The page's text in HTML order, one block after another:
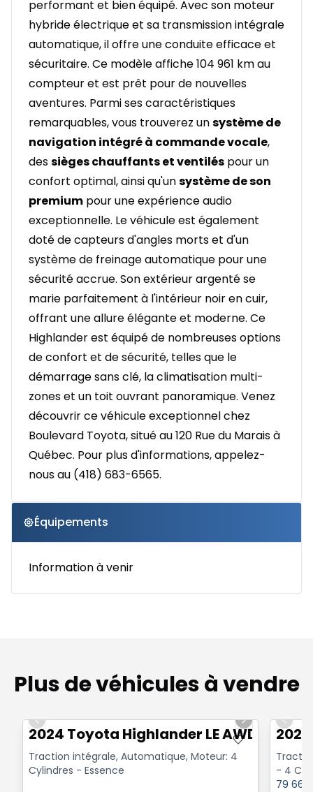
performant et bien équipé. Avec son moteur
hybride électrique et sa transmission intégrale
automatique, il offre une conduite efficace et
sécuritaire. Ce modèle affiche 104 961 km au
compteur et est prêt pour de nouvelles
aventures. Parmi ses caractéristiques
remarquables, vous trouverez unsystème de
navigation intégré à commande vocale,
dessièges chauffants et ventilés pour un
confort optimal, ainsi qu'unsystème de son
premium pour une expérience audio
exceptionnelle. Le véhicule est également
doté de capteurs d'angles morts et d'un
système de freinage automatique pour une
sécurité accrue. Son extérieur argenté se
marie parfaitement à l'intérieur noir en cuir,
offrant une allure élégante et moderne. Ce
Highlander est équipé de nombreuses options
de confort et de sécurité, telles que le
démarrage sans clé, la climatisation multi-
zones et un toit ouvrant panoramique. Venez
découvrir ce véhicule exceptionnel chez
Boulevard Toyota, situé au 120 Rue du Marais à
Québec. Pour plus d'informations, appelez-
nous au (418) 683-6565.
Équipements
Information à venir
Plus de véhicules à vendre
Previous slide
Next slide
2024 Toyota Highlander LE AWD,
Traction intégrale, Automatique, Moteur: 4
Cylindres - Essence
- 4
79